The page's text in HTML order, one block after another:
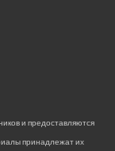
и предоставляются
принадлежат их